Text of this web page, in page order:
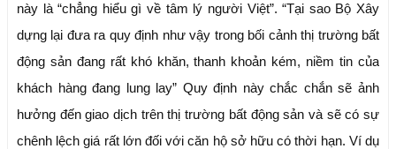
này là “chẳng hiểu gì về tâm lý người Việt”. “Tại sao Bộ Xây
dựng lại đưa ra quy định như vậy trong bối cảnh thị trường bất
động sản đang rất khó khăn, thanh khoản kém, niềm tin của
khách hàng đang lung lay” Quy định này chắc chắn sẽ ảnh
hưởng đến giao dịch trên thị trường bất động sản và sẽ có sự
chênh lệch giá rất lớn đối với căn hộ sở hữu có thời hạn. Ví dụ